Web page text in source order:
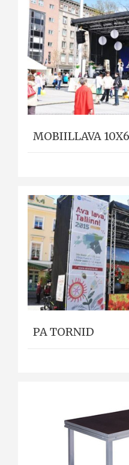
MOBIILLAVA
PA TORNID